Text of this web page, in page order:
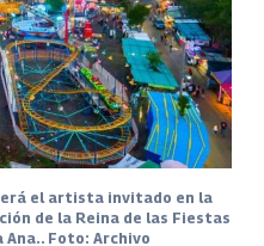
el artista invitado en la
de la Reina de las Fiestas
Foto: Archivo